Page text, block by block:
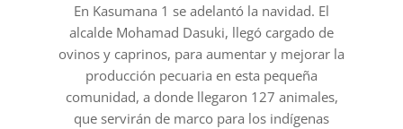
En Kasumana 1 se adelantó la navidad. El
alcalde Mohamad Dasuki, llegó cargado de
ovinos y caprinos, para aumentar y mejorar la
producción pecuaria en esta pequeña
comunidad, a donde llegaron 127 animales,
que servirán de marco para los indígenas